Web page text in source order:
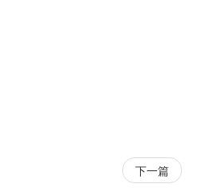
下一篇